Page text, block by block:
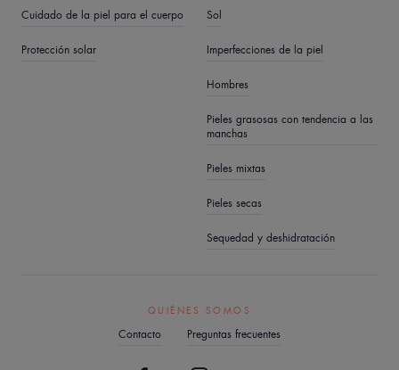
Cuidado de la piel para el cuerpo
Protección solar
Sol
Imperfecciones de la piel
Hombres
Pieles grasosas con tendencia a las
manchas
Pieles mixtas
Pieles secas
Sequedad y deshidratación
QUIÉNES SOMOS
Contacto Preguntas frecuentes